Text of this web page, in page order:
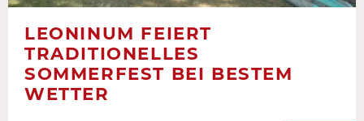
LEONINUM FEIERT
TRADITIONELLES
SOMMERFEST BEI BESTEM
WETTER